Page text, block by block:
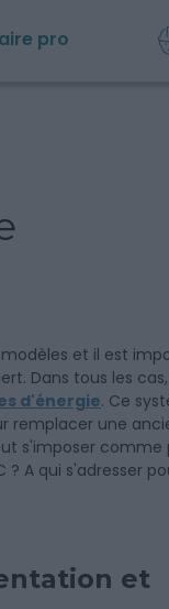
pro
et il est
Dans tous les
d'énergie. Ce
remplacer une
s'imposer comme
A qui s'adresser
et